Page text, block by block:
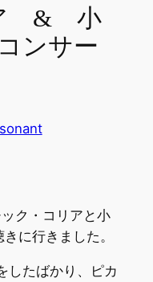
& 小
ンサー
ク・コリアと小
に行きました。
したばかり、ピカ